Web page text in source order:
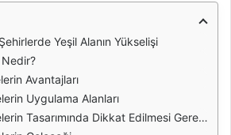
Yeşil Alanın Yükselişi
Avantajları
Uygulama Alanları
Tasarımında Dikkat Edilmesi Gerekenler